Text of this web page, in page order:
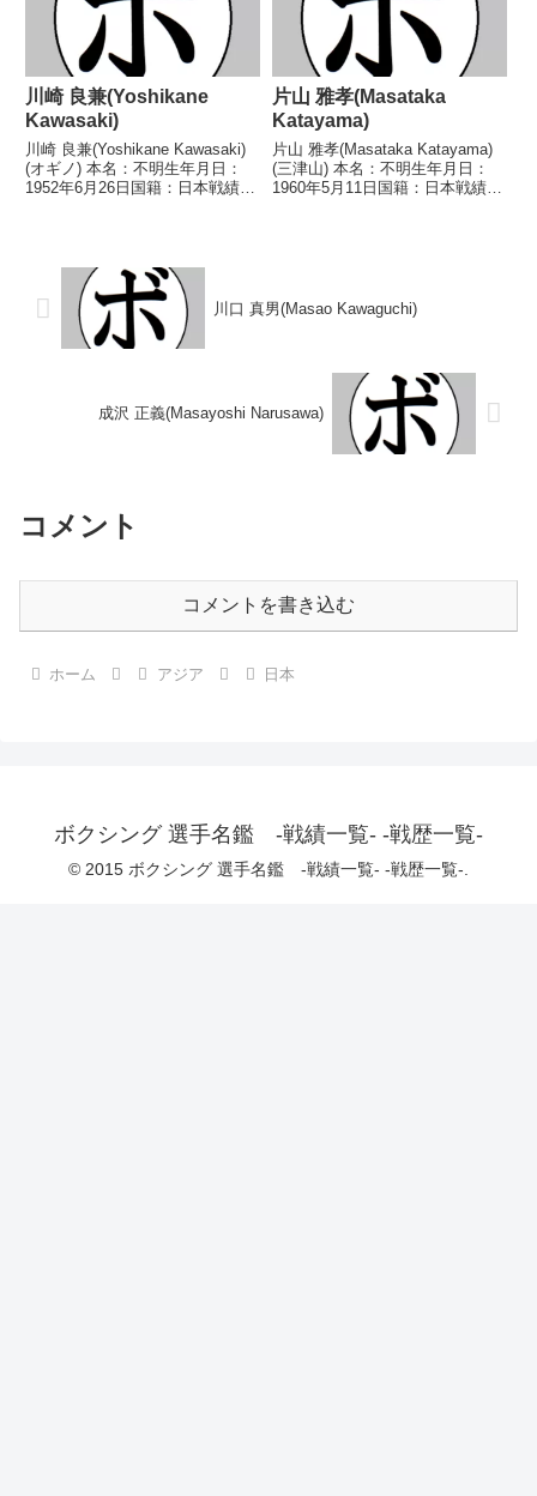
川崎 良兼(Yoshikane
Kawasaki)
川崎 良兼(Yoshikane Kawasaki)
(オギノ) 本名：不明生年月日：
1952年6月26日国籍：日本戦績：
1969/09/04 ●4R...
片山 雅孝(Masataka
Katayama)
片山 雅孝(Masataka Katayama)
(三津山) 本名：不明生年月日：
1960年5月11日国籍：日本戦績：
川口 真男(Masao Kawaguchi)
成沢 正義(Masayoshi Narusawa)
コメント
コメントを書き込む
ホーム アジア 日本
ボクシング 選手名鑑 -戦績一覧- -戦歴一覧-
© 2015 ボクシング 選手名鑑 -戦績一覧- -戦歴一覧-.